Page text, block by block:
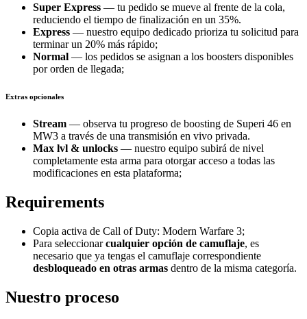
Super Express — tu pedido se mueve al frente de la cola,
reduciendo el tiempo de finalización en un 35%.
Express — nuestro equipo dedicado prioriza tu solicitud para
terminar un 20% más rápido;
Normal — los pedidos se asignan a los boosters disponibles
por orden de llegada;
Extras opcionales
Stream — observa tu progreso de boosting de Superi 46 en
MW3 a través de una transmisión en vivo privada.
Max lvl & unlocks — nuestro equipo subirá de nivel
completamente esta arma para otorgar acceso a todas las
modificaciones en esta plataforma;
Requirements
Copia activa de Call of Duty: Modern Warfare 3;
Para seleccionarcualquier opción de camuflaje, es
necesario que ya tengas el camuflaje correspondiente
desbloqueado en otras armas dentro de la misma categoría.
Nuestro proceso